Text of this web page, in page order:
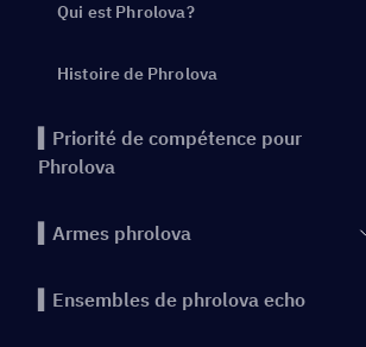
Qui est Phrolova?
Histoire de Phrolova
▍Priorité de compétence pour
Phrolova
▍Armes phrolova
▍Ensembles de phrolova echo